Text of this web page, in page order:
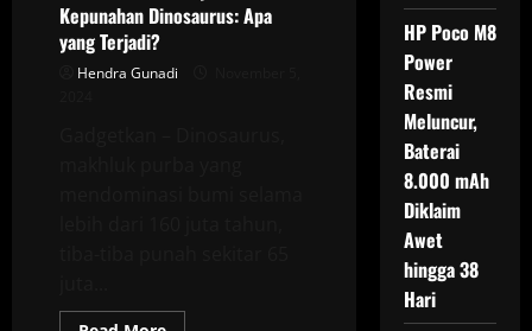
Kepunahan Dinosaurus: Apa
yang Terjadi?
Hendra Gunadi
HP Poco M8
Power
Resmi
Meluncur,
Baterai
8.000 mAh
Diklaim
Awet
hingga 38
Hari